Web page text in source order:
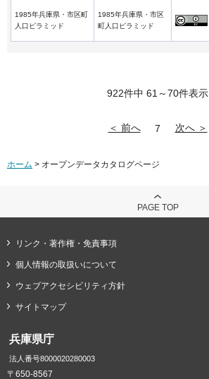
1985年兵庫県・市区町
人口ピラミッド
1985年兵庫県・市区
町人口ピラミッド
922件中 61～70件表示
＜ 前へ 7 次へ ＞
ホーム > オープンデータカタログページ
PAGE TOP
リンク・著作権・免責事項
個人情報の取扱いについて
ウェブアクセシビリティ方針
サイトマップ
兵庫県庁
法人番号8000020280003
〒650-8567